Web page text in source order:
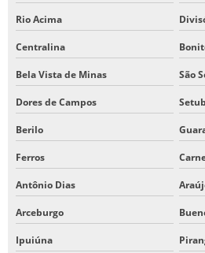
Rio Acima
Centralina
Bela Vista de Minas São
Dores de Campos
Berilo
Ferros
Antônio Dias
Arceburgo
Ipuiúna